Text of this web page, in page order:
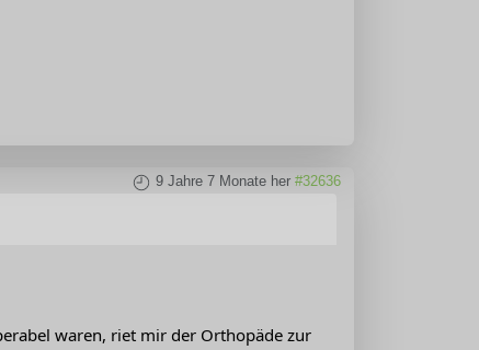
9 Jahre 7 Monate her #32636
waren, riet mir der Orthopäde zur